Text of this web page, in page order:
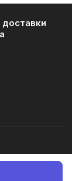
доставки